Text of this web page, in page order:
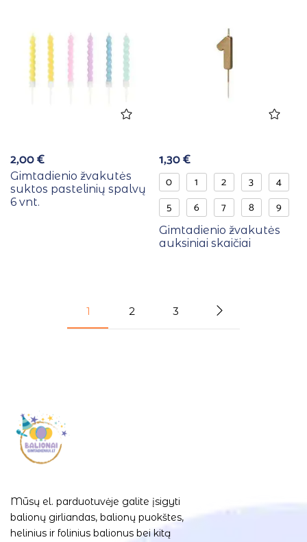
2,00€
Gimtadienio žvakutės
suktos pastelinių spalvų
6 vnt.
1,30€
0 1 2 3
4
5
6 7 8 9
Gimtadienio žvakutės
auksiniai skaičiai
1 2 3
Mūsų el. parduotuvėje galite įsigyti
balionų girliandas, balionų puokštes,
helinius ir folinius balionus bei kitą